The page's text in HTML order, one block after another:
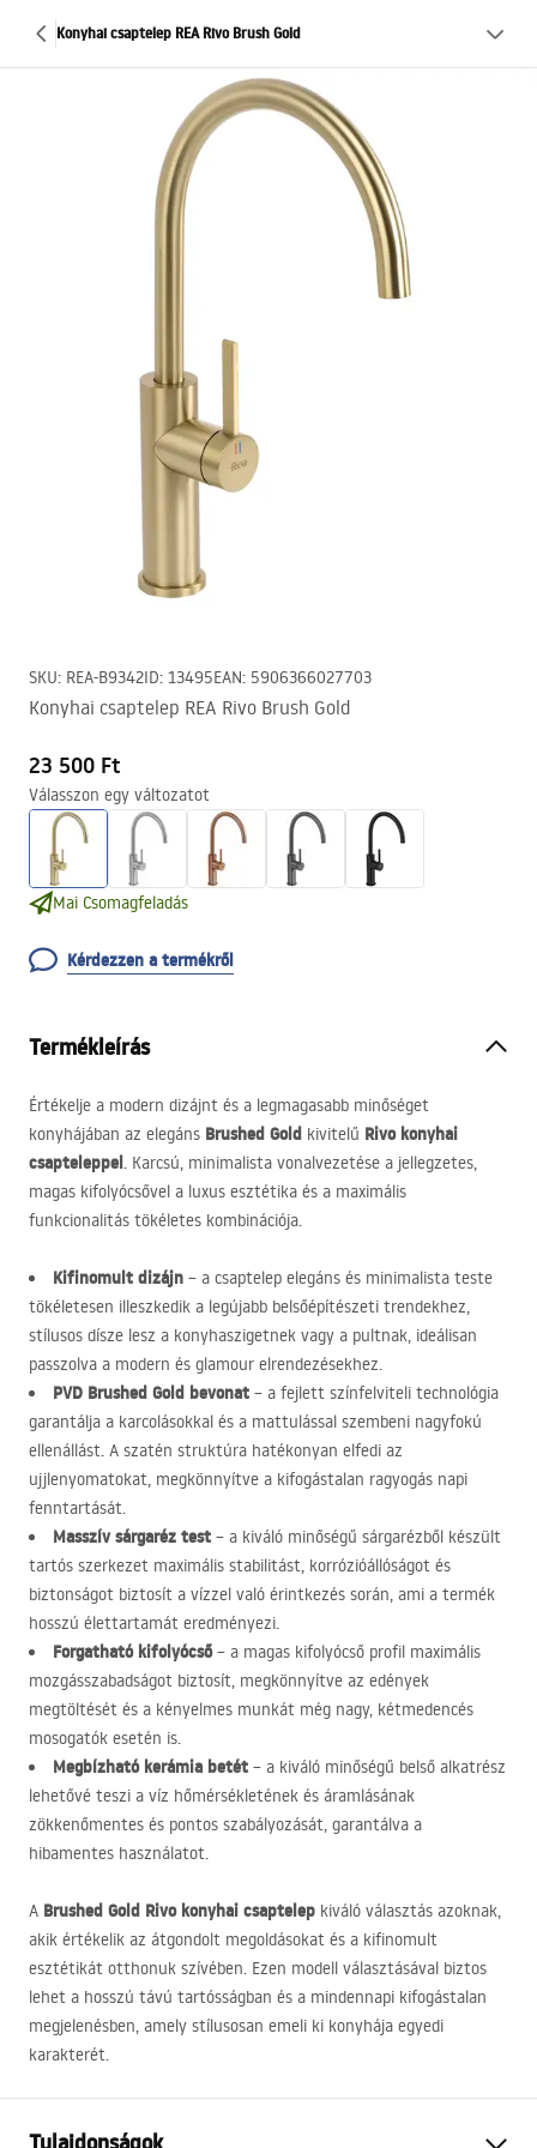
Konyhai csaptelep REA Rivo Brush Gold
SKU: REA-B9342ID: 13495EAN: 5906366027703
Konyhai csaptelep REA Rivo Brush Gold
23 500 Ft
Válasszon egy változatot
Mai Csomagfeladás
Kérdezzen a termékről
Termékleírás
Értékelje a modern dizájnt és a legmagasabb minőséget
konyhájában az elegáns Brushed Gold kivitelű Rivo konyhai
csapteleppel. Karcsú, minimalista vonalvezetése a jellegzetes,
magas kifolyócsővel a luxus esztétika és a maximális
funkcionalitás tökéletes kombinációja.
Kifinomult dizájn – a csaptelep elegáns és minimalista teste
tökéletesen illeszkedik a legújabb belsőépítészeti trendekhez,
stílusos dísze lesz a konyhaszigetnek vagy a pultnak, ideálisan
passzolva a modern és glamour elrendezésekhez.
PVD Brushed Gold bevonat – a fejlett színfelviteli technológia
garantálja a karcolásokkal és a mattulással szembeni nagyfokú
ellenállást. A szatén struktúra hatékonyan elfedi az
ujjlenyomatokat, megkönnyítve a kifogástalan ragyogás napi
fenntartását.
Masszív sárgaréz test – a kiváló minőségű sárgarézből készült
tartós szerkezet maximális stabilitást, korrózióállóságot és
biztonságot biztosít a vízzel való érintkezés során, ami a termék
hosszú élettartamát eredményezi.
Forgatható kifolyócső– a magas kifolyócső profil maximális
mozgásszabadságot biztosít, megkönnyítve az edények
megtöltését és a kényelmes munkát még nagy, kétmedencés
mosogatók esetén is.
Megbízható kerámia betét – a kiváló minőségű belső alkatrész
lehetővé teszi a víz hőmérsékletének és áramlásának
zökkenőmentes és pontos szabályozását, garantálva a
hibamentes használatot.
A Brushed Gold Rivo konyhai csaptelep kiváló választás azoknak,
akik értékelik az átgondolt megoldásokat és a kifinomult
esztétikát otthonuk szívében. Ezen modell választásával biztos
lehet a hosszú távú tartósságban és a mindennapi kifogástalan
megjelenésben, amely stílusosan emeli ki konyhája egyedi
karakterét.